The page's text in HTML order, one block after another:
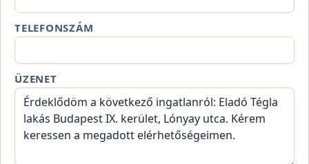
TELEFONSZÁM
ÜZENET